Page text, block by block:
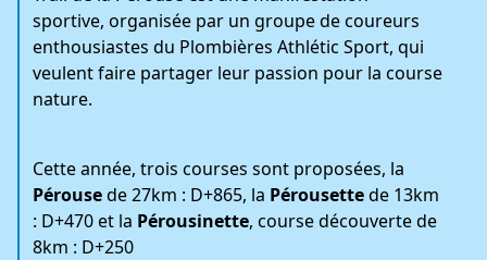
sportive, organisée par un groupe de coureurs
enthousiastes du Plombières Athlétic Sport, qui
veulent faire partager leur passion pour la course
nature.
Cette année, trois courses sont proposées, la
Pérousede 27km : D+865, la Pérousettede 13km
: D+470 et la Pérousinette, course découverte de
8km : D+250